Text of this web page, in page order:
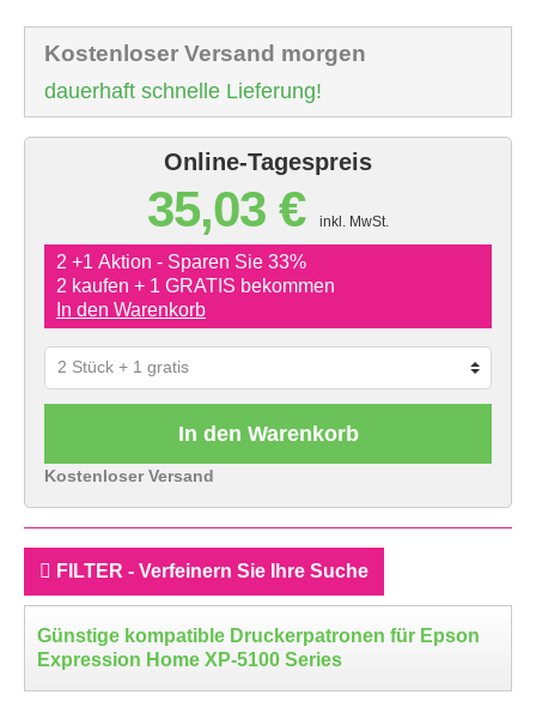
Kostenloser Versand morgen
dauerhaft schnelle Lieferung!
Online-Tagespreis
35,03 € inkl. MwSt.
2 +1 Aktion - Sparen Sie 33%
2 kaufen + 1 GRATIS bekommen
In den Warenkorb
In den Warenkorb
Kostenloser Versand
FILTER - Verfeinern Sie Ihre Suche
Günstige kompatible Druckerpatronen für Epson
Expression Home XP-5100 Series